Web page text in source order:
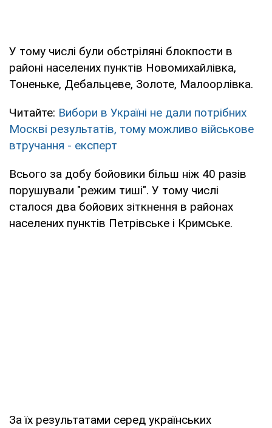
У тому числі були обстріляні блокпости в
районі населених пунктів Новомихайлівка,
Тоненьке, Дебальцеве, Золоте, Малоорлівка.
Читайте: Вибори в Україні не дали потрібних
Москві результатів, тому можливо військове
втручання - експерт
Всього за добу бойовики більш ніж 40 разів
порушували "режим тиші". У тому числі
сталося два бойових зіткнення в районах
населених пунктів Петрівське і Кримське.
За їх результатами серед українських